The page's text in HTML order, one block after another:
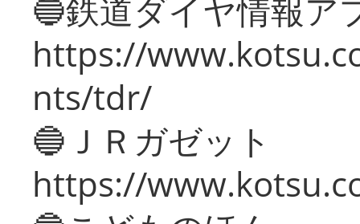
🔵鉄道ダイヤ情報ア
https://
nts/tdr/
🔵ＪＲガゼット
https://